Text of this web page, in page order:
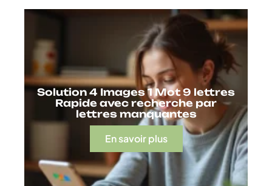
Solution 4 Images 1 Mot 9 lettres
Rapide avec recherche par
lettres manquantes
En savoir plus